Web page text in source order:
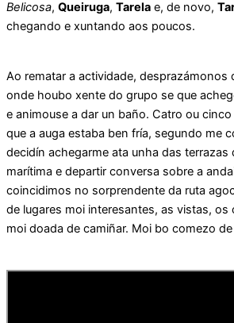
Belicosa, Queiruga, Tarela e, de novo,
chegando e xuntando aos poucos.
Ao rematar a actividade, desprazámonos
onde houbo xente do grupo se que
e animouse a dar un baño. Catro ou
que a auga estaba ben fría, segundo me
decidín achegarme ata unha das terrazas
marítima e departir conversa sobre a
coincidimos no sorprendente da ruta
de lugares moi interesantes, as vistas, os
moi doada de camiñar. Moi bo comezo